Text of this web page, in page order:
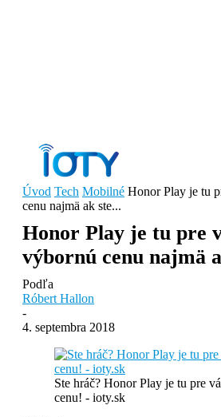
Úvod Tech Mobilné Honor Play je tu
cenu najmä ak ste...
Honor Play je tu pre
výbornú cenu najmä
Podľa
Róbert Hallon
-
4. septembra 2018
Ste hráč? Honor Play je tu pre
cenu! - ioty.sk